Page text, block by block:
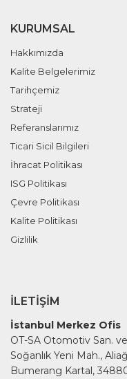
KURUMSAL
Hakkımızda
Kalite Belgelerimiz
Tarihçemiz
Strateji
Referanslarımız
Ticari Sicil Bilgileri
İhracat Politikası
ISG Politikası
Çevre Politikası
Kalite Politikası
Gizlilik
İLETIŞIM
İstanbul Merkez Ofis
OT-SA Otomotiv San.
Soğanlık Yeni Mah.,
Bumerang Kartal,